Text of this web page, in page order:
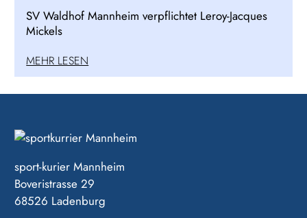
SV Waldhof Mannheim verpflichtet Leroy-Jacques
Mickels
MEHR LESEN
sport-kurier Mannheim
Boveristrasse 29
68526 Ladenburg